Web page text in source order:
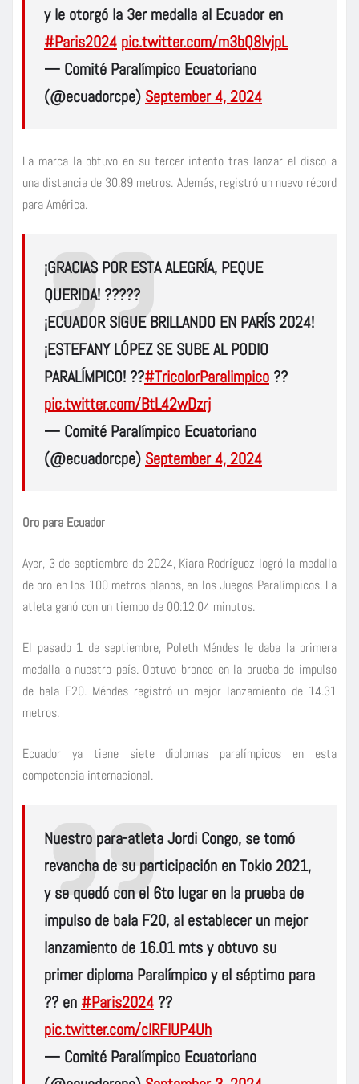
y le otorgó la 3er medalla al Ecuador en
#Paris2024 pic.twitter.com/m3bQ8lvjpL
— Comité Paralímpico Ecuatoriano
(@ecuadorcpe) September 4, 2024
La marca la obtuvo en su tercer intento tras lanzar el disco a
una distancia de 30.89 metros. Además, registró un nuevo récord
para América.
¡GRACIAS POR ESTA ALEGRÍA, PEQUE
QUERIDA! ?????
¡ECUADOR SIGUE BRILLANDO EN PARÍS 2024!
¡ESTEFANY LÓPEZ SE SUBE AL PODIO
PARALÍMPICO! ??#TricolorParalimpico ??
pic.twitter.com/BtL42wDzrj
— Comité Paralímpico Ecuatoriano
(@ecuadorcpe) September 4, 2024
Oro para Ecuador
Ayer, 3 de septiembre de 2024, Kiara Rodríguez logró la medalla
de oro en los 100 metros planos, en los Juegos Paralímpicos. La
atleta ganó con un tiempo de 00:12:04 minutos.
El pasado 1 de septiembre, Poleth Méndes le daba la primera
medalla a nuestro país. Obtuvo bronce en la prueba de impulso
de bala F20. Méndes registró un mejor lanzamiento de 14.31
metros.
Ecuador ya tiene siete diplomas paralímpicos en esta
competencia internacional.
Nuestro para-atleta Jordi Congo, se tomó
revancha de su participación en Tokio 2021,
y se quedó con el 6to lugar en la prueba de
impulso de bala F20, al establecer un mejor
lanzamiento de 16.01 mts y obtuvo su
primer diploma Paralímpico y el séptimo para
?? en #Paris2024 ??
pic.twitter.com/cIRFIUP4Uh
— Comité Paralímpico Ecuatoriano